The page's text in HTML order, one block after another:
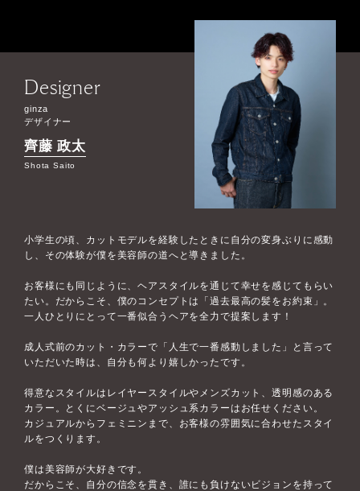
Designer
ginza
デザイナー
齊藤 政太
Shota Saito
小学生の頃、カットモデルを経験したときに自分の変身ぶりに感動
し、その体験が僕を美容師の道へと導きました。
お客様にも同じように、ヘアスタイルを通じて幸せを感じてもらい
たい。だからこそ、僕のコンセプトは「過去最高の髪をお約束」。
一人ひとりにとって一番似合うヘアを全力で提案します！
成人式前のカット・カラーで「人生で一番感動しました」と言って
いただいた時は、自分も何より嬉しかったです。
得意なスタイルはレイヤースタイルやメンズカット、透明感のある
カラー。とくにベージュやアッシュ系カラーはお任せください。
カジュアルからフェミニンまで、お客様の雰囲気に合わせたスタイ
ルをつくります。
僕は美容師が大好きです。
だからこそ、自分の信念を貫き、誰にも負けないビジョンを持って